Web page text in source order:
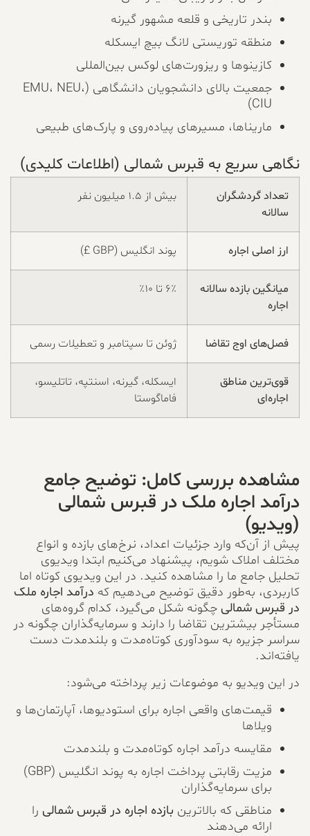
بندر تاریخی و قلعه مشهور گیرنه
منطقه توریستی لانگ بیچ ایسکله
کازینوها و ریزورت‌های لوکس بین‌المللی
جمعیت بالای دانشجویان دانشگاهی (EMU، NEU،
CIU)
ماریناها، مسیرهای پیاده‌روی و پارک‌های طبیعی
نگاهی سریع به قبرس شمالی (اطلاعات کلیدی)
تعداد گردشگران
سالانه
بیش از ۱.۵ میلیون نفر
ارز اصلی اجاره پوند انگلیس (GBP £)
میانگین بازده سالانه
اجاره
۶٪ تا ۱۰٪
فصل‌های اوج تقاضا ژوئن تا سپتامبر و تعطیلات رسمی
قوی‌ترین مناطق
اجاره‌ای
ایسکله، گیرنه، اسنتپه، تاتلیسو،
فاماگوستا
مشاهده بررسی کامل: توضیح جامع
درآمد اجاره ملک در قبرس شمالی
(ویدیو)
پیش از آن‌که وارد جزئیات اعداد، نرخ‌های بازده و انواع
مختلف املاک شویم، پیشنهاد می‌کنیم ابتدا ویدیوی
تحلیل جامع ما را مشاهده کنید. در این ویدیوی کوتاه اما
کاربردی، به‌طور دقیق توضیح می‌دهیم که درآمد اجاره ملک
در قبرس شمالیچگونه شکل می‌گیرد، کدام گروه‌های
مستأجر بیشترین تقاضا را دارند و سرمایه‌گذاران چگونه در
سراسر جزیره به سودآوری کوتاه‌مدت و بلندمدت دست
یافته‌اند.
در این ویدیو به موضوعات زیر پرداخته می‌شود:
قیمت‌های واقعی اجاره برای استودیوها، آپارتمان‌ها و
ویلاها
مقایسه درآمد اجاره کوتاه‌مدت و بلندمدت
مزیت رقابتی پرداخت اجاره به پوند انگلیس (GBP)
برای سرمایه‌گذاران
مناطقی که بالاترین بازده اجاره در قبرس شمالیرا
ارائه می‌دهند